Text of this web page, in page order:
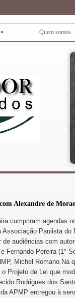
• Quem somos
Alexandre de
cumpriram agendas
Associação Paulista
de audiências com
Fernando Pereira (1°
Michel Romano.Na
Projeto de Lei que
Rodrigues dos
APMP entregou à